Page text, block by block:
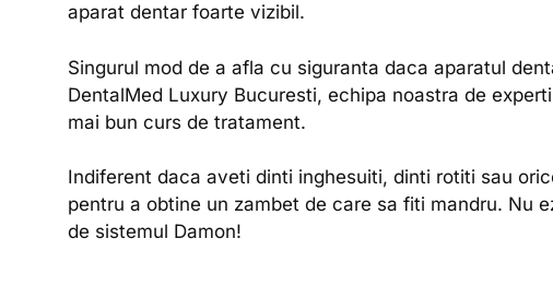
aparat dentar foarte vizibil.
Singurul mod de a afla cu siguranta daca aparatul
DentalMed Luxury Bucuresti, echipa noastra de
mai bun curs de tratament.
Indiferent daca aveti dinti inghesuiti, dinti rotiti sau
pentru a obtine un zambet de care sa fiti mandru. Nu
de sistemul Damon!